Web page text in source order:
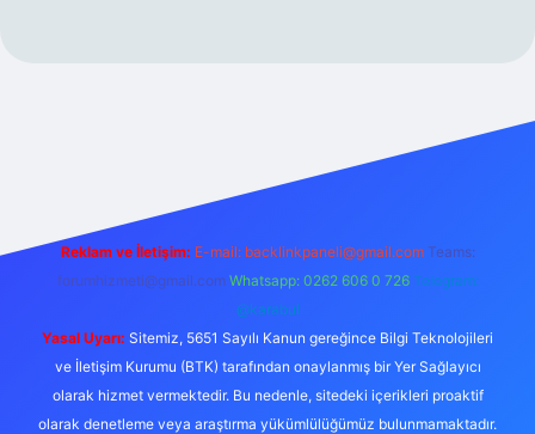
Reklam ve İletişim: E-mail: backlinkpaneli@gmail.com Teams:
forumhizmeti@gmail.com Whatsapp: 0262 606 0 726 Telegram:
@karabul
Yasal Uyarı: Sitemiz, 5651 Sayılı Kanun gereğince Bilgi Teknolojileri
ve İletişim Kurumu (BTK) tarafından onaylanmış bir Yer Sağlayıcı
olarak hizmet vermektedir. Bu nedenle, sitedeki içerikleri proaktif
olarak denetleme veya araştırma yükümlülüğümüz bulunmamaktadır.